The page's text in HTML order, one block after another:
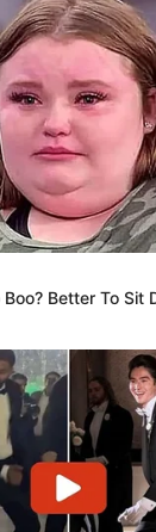
Better To Sit